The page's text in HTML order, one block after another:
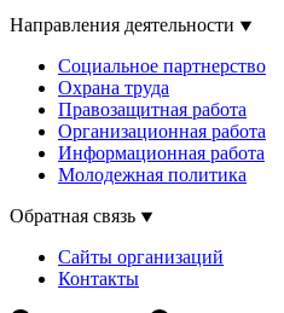
Направления деятельности
Социальное партнерство
Охрана труда
Правозащитная работа
Организационная работа
Информационная работа
Молодежная политика
Обратная связь
Сайты организаций
Контакты